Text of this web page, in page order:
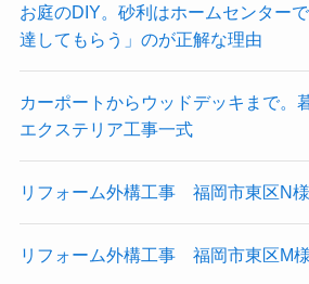
お庭のDIY。砂利はホームセンター
達してもらう」のが正解な理由
カーポートからウッドデッキまで。
エクステリア工事一式
リフォーム外構工事 福岡市東区N
リフォーム外構工事 福岡市東区M